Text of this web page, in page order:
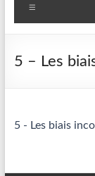
5 – Les
5 - Les biais